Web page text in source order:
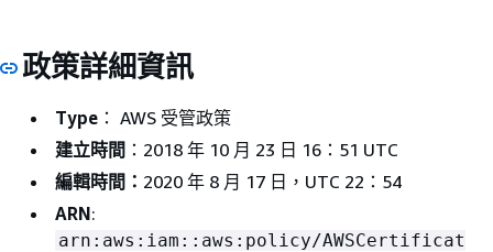
政策詳細資訊
Type ： AWS 受管政策
建立時間 ：2018 年 10 月 23 日 16：51 UTC
編輯時間： 2020 年 8 月 17 日，UTC 22：54
ARN:
arn:aws:iam::aws:policy/AWSCertificat